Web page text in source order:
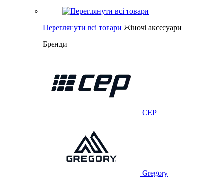
Переглянути всі товари Жіночі аксесуари
Бренди
CEP
Gregory